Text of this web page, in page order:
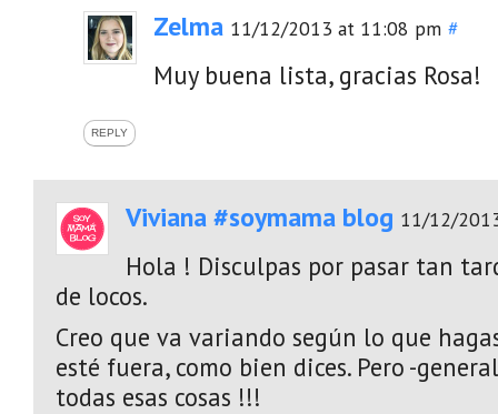
Zelma 11/12/2013 at 11:08 pm #
Muy buena lista, gracias Rosa!
REPLY
Viviana #soymama blog 11/12/
Hola ! Disculpas por pasar tan
de locos.
Creo que va variando según lo que
esté fuera, como bien dices. Pero -
todas esas cosas !!!